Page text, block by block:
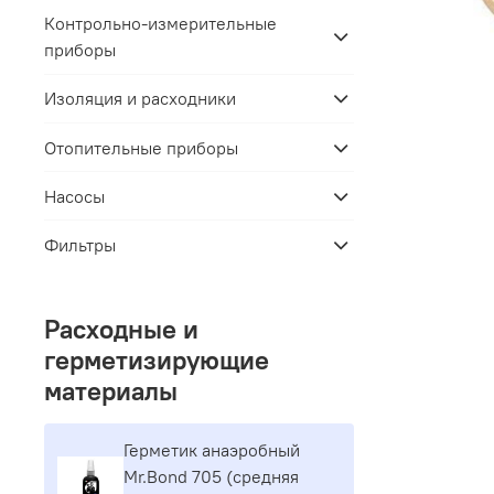
Контрольно-измерительные
приборы
Изоляция и расходники
Отопительные приборы
Насосы
Фильтры
Расходные и
герметизирующие
материалы
Герметик aнaэpoбный
Mr.Bond 705 (средняя